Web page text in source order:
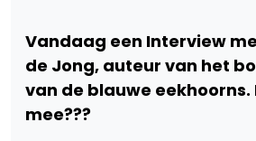
Vandaag een Interview
de Jong, auteur van het
van de blauwe eekhoorns.
mee???